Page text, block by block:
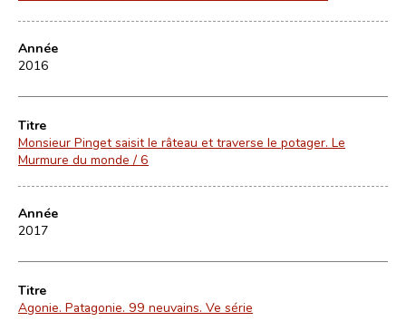
Année
2016
Titre
Monsieur Pinget saisit le râteau et traverse le potager. Le
Murmure du monde / 6
Année
2017
Titre
Agonie. Patagonie. 99 neuvains. Ve série